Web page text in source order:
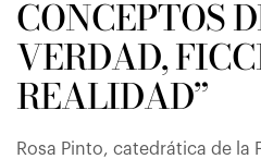
CONCEPTOS
VERDAD,
REALIDAD”
Rosa Pinto, catedrática de la